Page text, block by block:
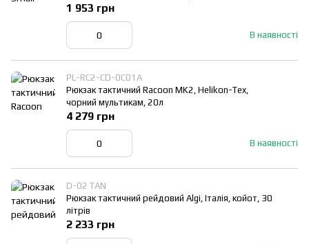
В наявності
1 953 грн
PL-RC2-CD-0C01A
Рюкзак тактичний Racoon MK2, Helikon-Tex,
чорний мультикам, 20л
В наявності
4 279 грн
D-02 TAN
Рюкзак тактичний рейдовий Algi, Італія, койот, 30
літрів
2 233 грн